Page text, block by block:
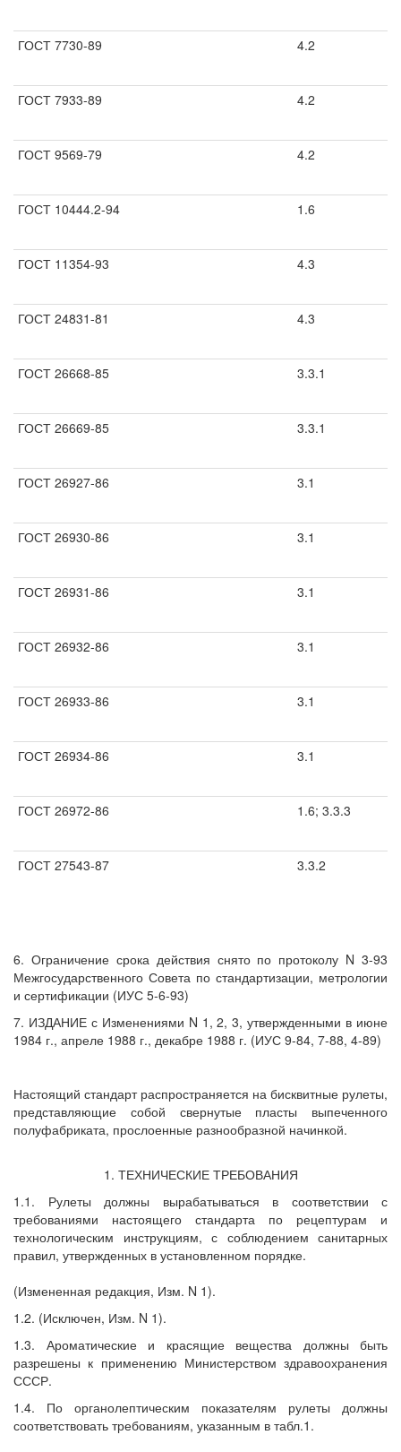
ГОСТ 7730-89 4.2
ГОСТ 7933-89 4.2
ГОСТ 9569-79 4.2
ГОСТ 10444.2-94 1.6
ГОСТ 11354-93 4.3
ГОСТ 24831-81 4.3
ГОСТ 26668-85 3.3.1
ГОСТ 26669-85 3.3.1
ГОСТ 26927-86 3.1
ГОСТ 26930-86 3.1
ГОСТ 26931-86 3.1
ГОСТ 26932-86 3.1
ГОСТ 26933-86 3.1
ГОСТ 26934-86 3.1
ГОСТ 26972-86 1.6; 3.3.3
ГОСТ 27543-87 3.3.2
6. Ограничение срока действия снято по протоколу N 3-93
Межгосударственного Совета по стандартизации, метрологии
и сертификации (ИУС 5-6-93)
7. ИЗДАНИЕ с Изменениями N 1, 2, 3, утвержденными в июне
1984 г., апреле 1988 г., декабре 1988 г. (ИУС 9-84, 7-88, 4-89)
Настоящий стандарт распространяется на бисквитные рулеты,
представляющие собой свернутые пласты выпеченного
полуфабриката, прослоенные разнообразной начинкой.
1. ТЕХНИЧЕСКИЕ ТРЕБОВАНИЯ
1.1. Рулеты должны вырабатываться в соответствии с
требованиями настоящего стандарта по рецептурам и
технологическим инструкциям, с соблюдением санитарных
правил, утвержденных в установленном порядке.
(Измененная редакция, Изм. N 1).
1.2. (Исключен, Изм. N 1).
1.3. Ароматические и красящие вещества должны быть
разрешены к применению Министерством здравоохранения
СССР.
1.4. По органолептическим показателям рулеты должны
соответствовать требованиям, указанным в табл.1.